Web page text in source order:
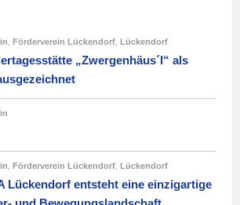
Förderverein Lückendorf Lückendorf
„Zwergenhäus´l“ als
Förderverein Lückendorf Lückendorf
Lückendorf entsteht eine einzigartige